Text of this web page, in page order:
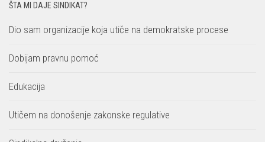
ŠTA MI DAJE SINDIKAT?
Dio sam organizacije koja utiče na demokratske procese
Dobijam pravnu pomoć
Edukacija
Utičem na donošenje zakonske regulative